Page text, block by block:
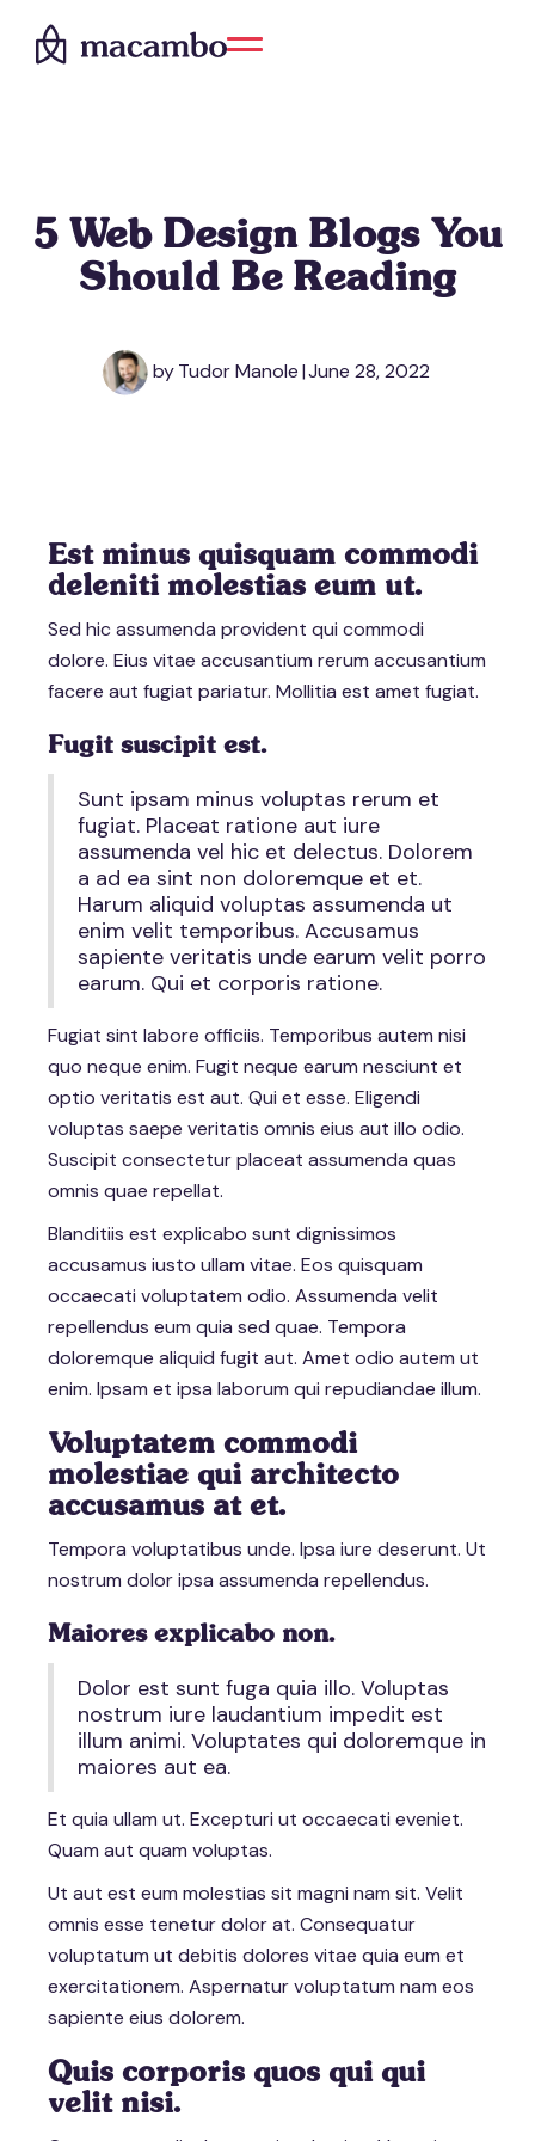
5 Web Design Blogs You
Should Be Reading
byTudor Manole|June 28, 2022
Est minus quisquam commodi
deleniti molestias eum ut.
Sed hic assumenda provident qui commodi
dolore. Eius vitae accusantium rerum accusantium
facere aut fugiat pariatur. Mollitia est amet fugiat.
Fugit suscipit est.
Sunt ipsam minus voluptas rerum et
fugiat. Placeat ratione aut iure
assumenda vel hic et delectus. Dolorem
a ad ea sint non doloremque et et.
Harum aliquid voluptas assumenda ut
enim velit temporibus. Accusamus
sapiente veritatis unde earum velit porro
earum. Qui et corporis ratione.
Fugiat sint labore officiis. Temporibus autem nisi
quo neque enim. Fugit neque earum nesciunt et
optio veritatis est aut. Qui et esse. Eligendi
voluptas saepe veritatis omnis eius aut illo odio.
Suscipit consectetur placeat assumenda quas
omnis quae repellat.
Blanditiis est explicabo sunt dignissimos
accusamus iusto ullam vitae. Eos quisquam
occaecati voluptatem odio. Assumenda velit
repellendus eum quia sed quae. Tempora
doloremque aliquid fugit aut. Amet odio autem ut
enim. Ipsam et ipsa laborum qui repudiandae illum.
Voluptatem commodi
molestiae qui architecto
accusamus at et.
Tempora voluptatibus unde. Ipsa iure deserunt. Ut
nostrum dolor ipsa assumenda repellendus.
Maiores explicabo non.
Dolor est sunt fuga quia illo. Voluptas
nostrum iure laudantium impedit est
illum animi. Voluptates qui doloremque in
maiores aut ea.
Et quia ullam ut. Excepturi ut occaecati eveniet.
Quam aut quam voluptas.
Ut aut est eum molestias sit magni nam sit. Velit
omnis esse tenetur dolor at. Consequatur
voluptatum ut debitis dolores vitae quia eum et
exercitationem. Aspernatur voluptatum nam eos
sapiente eius dolorem.
Quis corporis quos qui qui
velit nisi.